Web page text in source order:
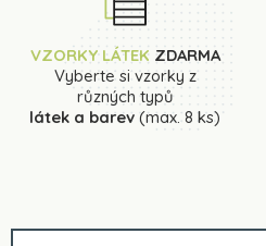
VZORKY LÁTEK ZDARMA
Vyberte si vzorky z
různých typů
látek a barev (max. 8 ks)